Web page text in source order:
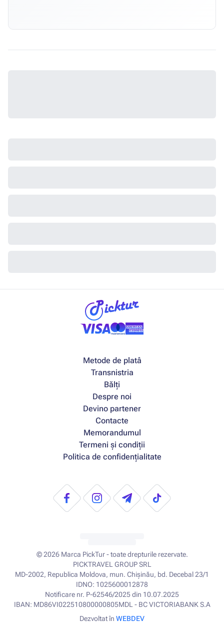
Metode de platâ
Transnistria
Bălți
Despre noi
Devino partener
Contacte
Memorandumul
Termeni și condiții
Politica de confidențialitate
© 2026 Marca PickTur - toate drepturile rezervate.
PICKTRAVEL GROUP SRL
MD-2002, Republica Moldova, mun. Chișinău, bd. Decebal 23/1
IDNO: 1025600012878
Notificare nr. P-62546/2025 din 10.07.2025
IBAN: MD86VI022510800000805MDL - BC VICTORIABANK S.A
Dezvoltat în WEBDEV